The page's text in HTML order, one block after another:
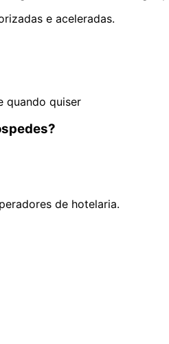
e aceleradas.
quando quiser
de hotelaria.